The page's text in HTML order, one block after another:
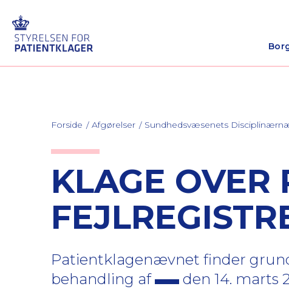
Forside Afgørelser Sundhedsvæsenets
KLAGE OVER
Patientklagenævnet finder
behandling af
den 14. marts